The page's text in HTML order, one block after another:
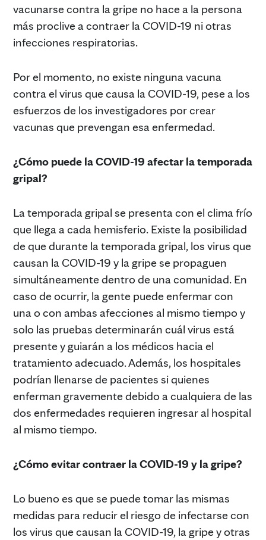
vacunarse contra la gripe no hace a la persona
más proclive a contraer la COVID-19 ni otras
infecciones respiratorias.
Por el momento, no existe ninguna vacuna
contra el virus que causa la COVID-19, pese a los
esfuerzos de los investigadores por crear
vacunas que prevengan esa enfermedad.
¿Cómo puede la COVID-19 afectar la temporada
gripal?
La temporada gripal se presenta con el clima frío
que llega a cada hemisferio. Existe la posibilidad
de que durante la temporada gripal, los virus que
causan la COVID-19 y la gripe se propaguen
simultáneamente dentro de una comunidad. En
caso de ocurrir, la gente puede enfermar con
una o con ambas afecciones al mismo tiempo y
solo las pruebas determinarán cuál virus está
presente y guiarán a los médicos hacia el
tratamiento adecuado. Además, los hospitales
podrían llenarse de pacientes si quienes
enferman gravemente debido a cualquiera de las
dos enfermedades requieren ingresar al hospital
al mismo tiempo.
¿Cómo evitar contraer la COVID-19 y la gripe?
Lo bueno es que se puede tomar las mismas
medidas para reducir el riesgo de infectarse con
los virus que causan la COVID-19, la gripe y otras